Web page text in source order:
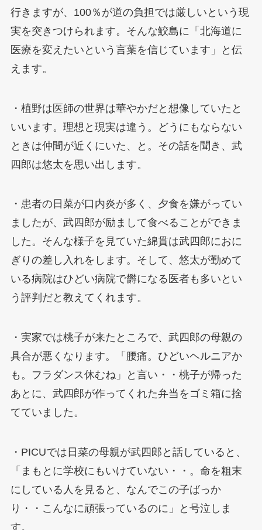
行きますが、100％が道の負担では厳しいという現
実を突きつけられます。そんな鮫島に「北海道に
医療を変えたいという言葉を信じています」と伝
えます。
・植野は医師の世界は華やかだと想像していたと
いいます。理想と現実は違う。どうにもならない
ときは仲間が近くにいた、と。その話を聞き、武
四郎は悠太を思い出します。
・患者の日菜が口内炎が多く、夕食を嫌がってい
ましたが、武四郎が励まして食べることができま
した。そんな様子を見ていた綿貫は武四郎におに
ぎりの差し入れをします。そして、悠太が勤めて
いる病院はひどい病院で欝になる医者も多いとい
う評判だと教えてくれます。
・実家では桃子が来たところで、武四郎の母親の
具合が悪くなります。「腰痛。ひどいヘルニアか
も。フラダンス休むね」と言い・・桃子が帰った
あとに、武四郎が作ってくれた弁当をゴミ箱に捨
てていました。
・PICUでは日菜の母親が武四郎と話していると、
「まもとに学校にもいけていない・・。命を粗末
にしている人を見ると、なんでこの子ばっか
り・・こんなに頑張っているのに」と号泣しま
す。